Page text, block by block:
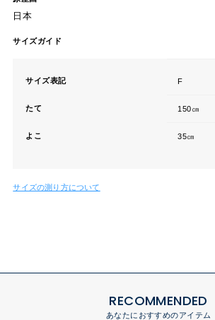
日本
サイズガイド
サイズ表記 F
たて 150㎝
よこ 35㎝
サイズの測り方について
RECOMMENDED
あなたにおすすめのアイテム